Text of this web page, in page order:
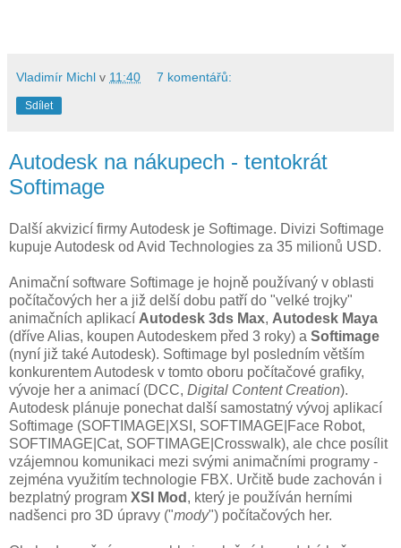
Vladimír Michl v 11:40 7 komentářů:
Sdílet
Autodesk na nákupech - tentokrát
Softimage
Další akvizicí firmy Autodesk je Softimage. Divizi Softimage
kupuje Autodesk od Avid Technologies za 35 milionů USD.
Animační software Softimage je hojně používaný v oblasti
počítačových her a již delší dobu patří do "velké trojky"
animačních aplikací Autodesk 3ds Max, Autodesk Maya
(dříve Alias, koupen Autodeskem před 3 roky) a Softimage
(nyní již také Autodesk). Softimage byl posledním větším
konkurentem Autodesk v tomto oboru počítačové grafiky,
vývoje her a animací (DCC, Digital Content Creation).
Autodesk plánuje ponechat další samostatný vývoj aplikací
Softimage (SOFTIMAGE|XSI, SOFTIMAGE|Face Robot,
SOFTIMAGE|Cat, SOFTIMAGE|Crosswalk), ale chce posílit
vzájemnou komunikaci mezi svými animačními programy -
zejména využitím technologie FBX. Určitě bude zachován i
bezplatný program XSI Mod , který je používán herními
nadšenci pro 3D úpravy ("mody") počítačových her.